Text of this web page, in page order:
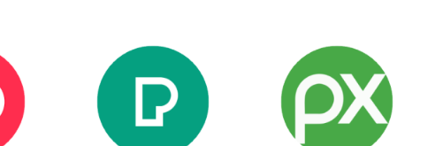
Pexels Pixabay